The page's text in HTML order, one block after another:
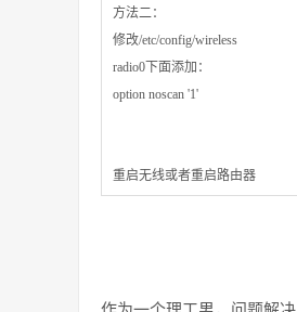
方法二：
修改/etc/config/wireless
radio0下面添加：
option noscan '1'
重启无线或者重启路由器